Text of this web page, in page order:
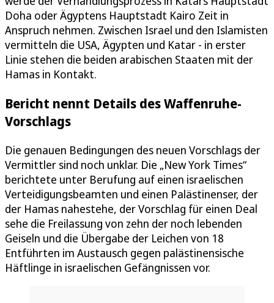
Doha oder Ägyptens Hauptstadt Kairo Zeit in
Anspruch nehmen. Zwischen Israel und den Islamisten
vermitteln die USA, Ägypten und Katar - in erster
Linie stehen die beiden arabischen Staaten mit der
Hamas in Kontakt.
Bericht nennt Details des Waffenruhe-
Vorschlags
Die genauen Bedingungen des neuen Vorschlags der
Vermittler sind noch unklar. Die „New York Times“
berichtete unter Berufung auf einen israelischen
Verteidigungsbeamten und einen Palästinenser, der
der Hamas nahestehe, der Vorschlag für einen Deal
sehe die Freilassung von zehn der noch lebenden
Geiseln und die Übergabe der Leichen von 18
Entführten im Austausch gegen palästinensische
Häftlinge in israelischen Gefängnissen vor.